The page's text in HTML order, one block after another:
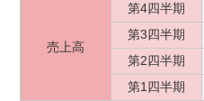
売上高
第4四半期
第3四半期
第2四半期
第1四半期